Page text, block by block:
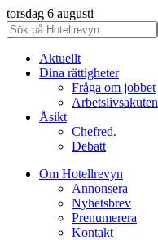
torsdag 6 augusti
Aktuellt
Dina rättigheter
Fråga om jobbet
Arbetslivsakuten
Åsikt
Chefred.
Debatt
Om Hotellrevyn
Annonsera
Nyhetsbrev
Prenumerera
Kontakt